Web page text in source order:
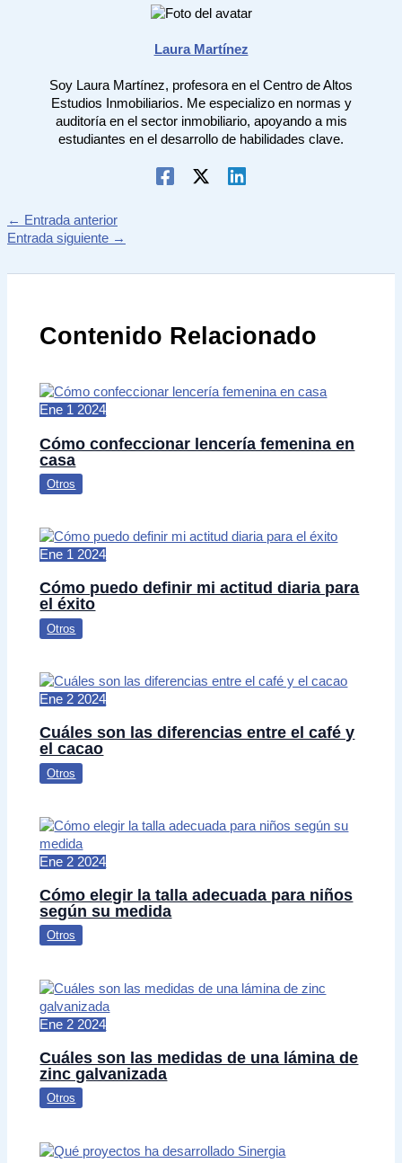
Laura Martínez
Soy Laura Martínez, profesora en el Centro de Altos
Estudios Inmobiliarios. Me especializo en normas y
auditoría en el sector inmobiliario, apoyando a mis
estudiantes en el desarrollo de habilidades clave.
← Entrada anterior
Entrada siguiente →
Contenido Relacionado
Ene 1 2024
Cómo confeccionar lencería femenina en
casa
Otros
Ene 1 2024
Cómo puedo definir mi actitud diaria para
el éxito
Otros
Ene 2 2024
Cuáles son las diferencias entre el café y
el cacao
Otros
Ene 2 2024
Cómo elegir la talla adecuada para niños
según su medida
Otros
Ene 2 2024
Cuáles son las medidas de una lámina de
zinc galvanizada
Otros